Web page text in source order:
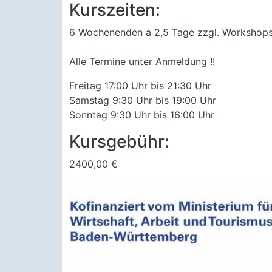
Kurszeiten:
6 Wochenenden a 2,5 Tage zzgl.
Alle Termine unter Anmeldung !!
Freitag 17:00 Uhr bis 21:30 Uhr
Samstag 9:30 Uhr bis 19:00 Uhr
Sonntag 9:30 Uhr bis 16:00 Uhr
Kursgebühr:
2400,00 €